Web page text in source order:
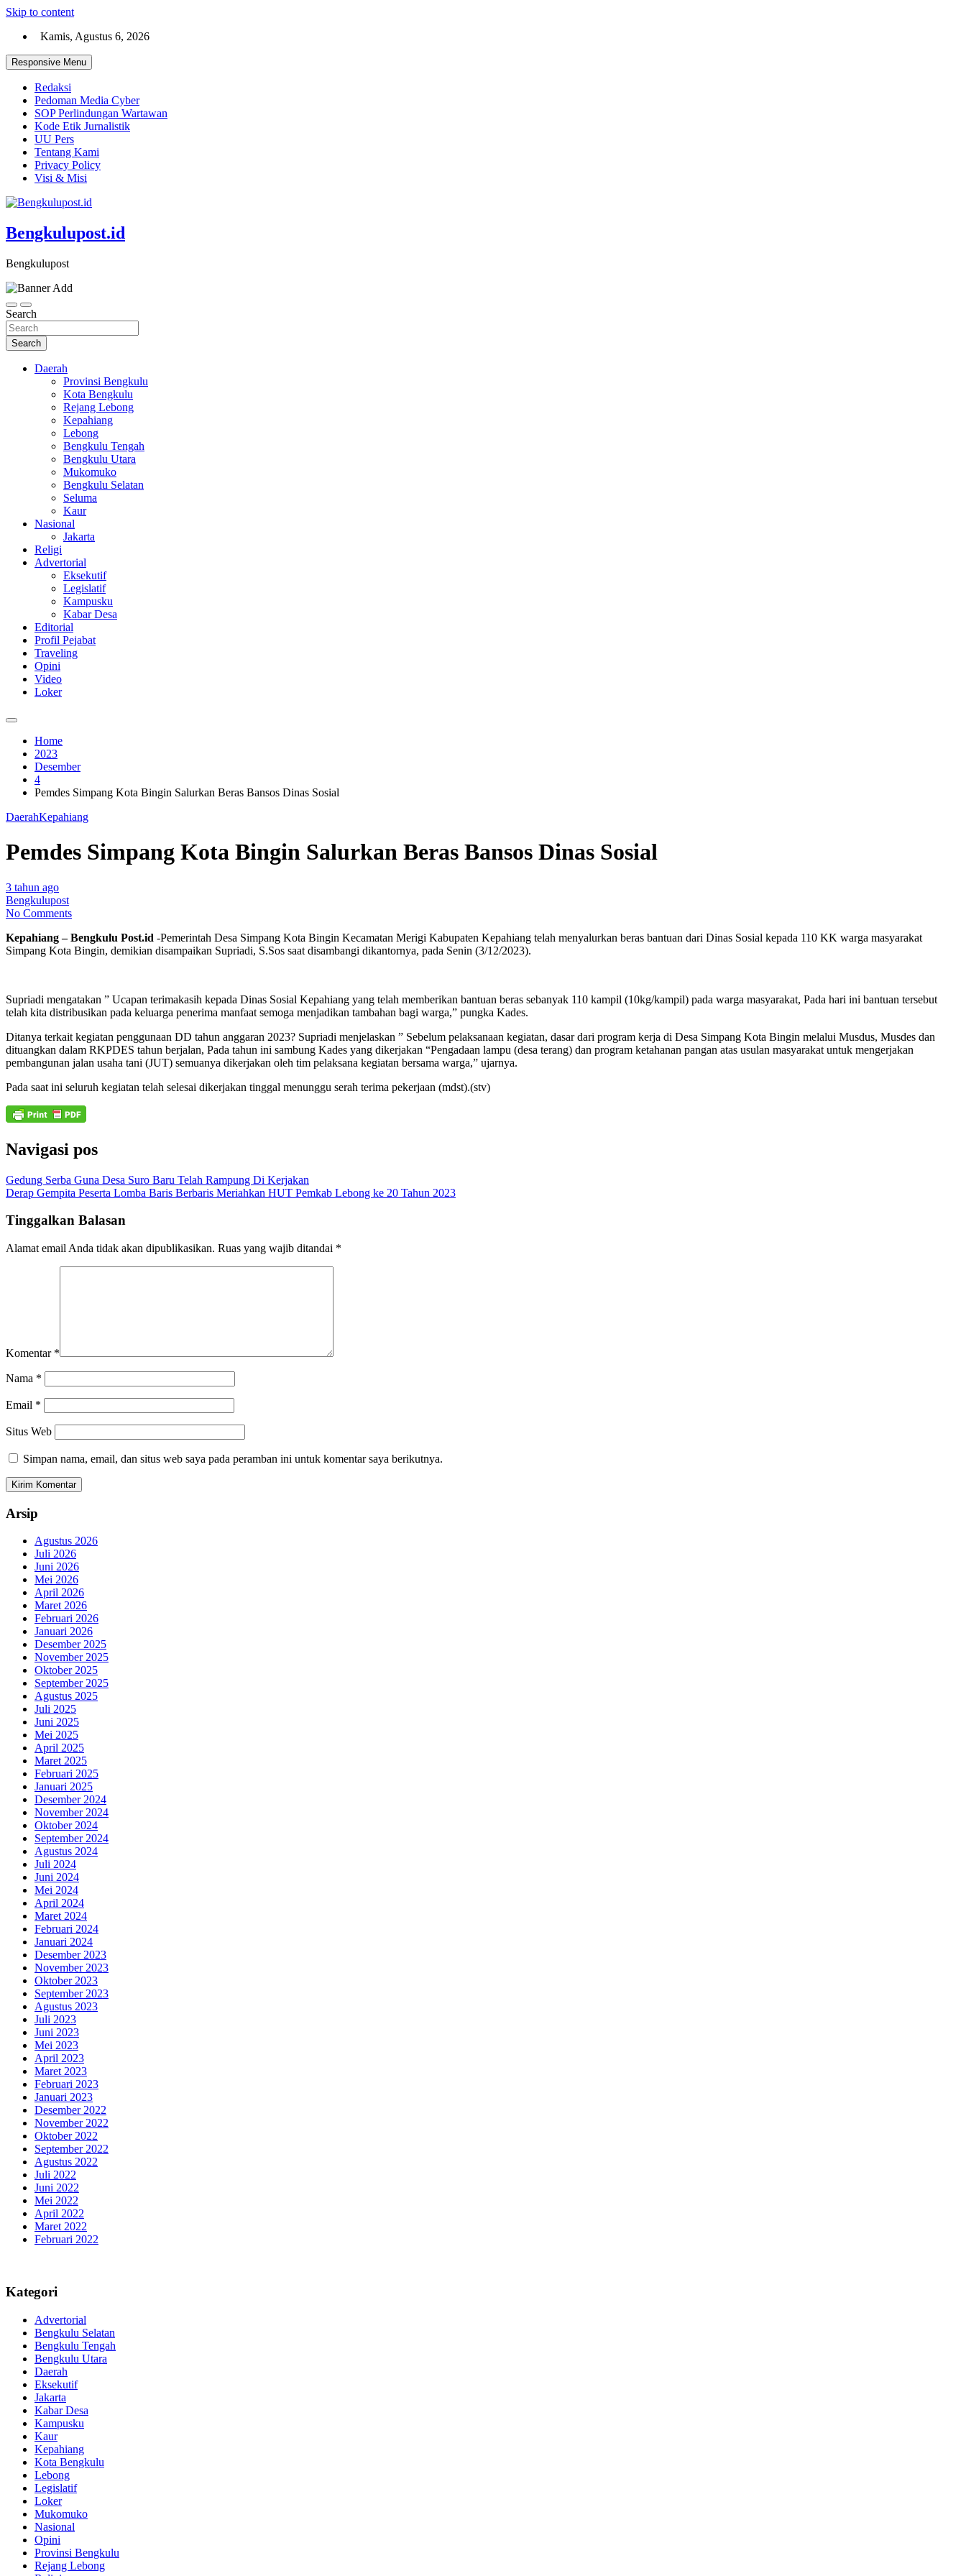
Skip to content
Kamis, Agustus 6, 2026
Responsive Menu
Redaksi
Pedoman Media Cyber
SOP Perlindungan Wartawan
Kode Etik Jurnalistik
UU Pers
Tentang Kami
Privacy Policy
Visi & Misi
Bengkulupost.id
Bengkulupost
Search
Search
Daerah
Provinsi Bengkulu
Kota Bengkulu
Rejang Lebong
Kepahiang
Lebong
Bengkulu Tengah
Bengkulu Utara
Mukomuko
Bengkulu Selatan
Seluma
Kaur
Nasional
Jakarta
Religi
Advertorial
Eksekutif
Legislatif
Kampusku
Kabar Desa
Editorial
Profil Pejabat
Traveling
Opini
Video
Loker
Home
2023
Desember
4
Pemdes Simpang Kota Bingin Salurkan Beras Bansos Dinas Sosial
DaerahKepahiang
Pemdes Simpang Kota Bingin Salurkan Beras Bansos Dinas Sosial
3 tahun ago
Bengkulupost
No Comments
Kepahiang – Bengkulu Post.id -Pemerintah Desa Simpang Kota Bingin Kecamatan Merigi Kabupaten Kepahiang telah menyalurkan beras bantuan dari Dinas Sosial kepada 110 KK warga masyarakat
Simpang Kota Bingin, demikian disampaikan Supriadi, S.Sos saat disambangi dikantornya, pada Senin (3/12/2023).
Supriadi mengatakan ” Ucapan terimakasih kepada Dinas Sosial Kepahiang yang telah memberikan bantuan beras sebanyak 110 kampil (10kg/kampil) pada warga masyarakat, Pada hari ini bantuan tersebut
telah kita distribusikan pada keluarga penerima manfaat semoga menjadikan tambahan bagi warga,” pungka Kades.
Ditanya terkait kegiatan penggunaan DD tahun anggaran 2023? Supriadi menjelaskan ” Sebelum pelaksanaan kegiatan, dasar dari program kerja di Desa Simpang Kota Bingin melalui Musdus, Musdes dan
dituangkan dalam RKPDES tahun berjalan, Pada tahun ini sambung Kades yang dikerjakan “Pengadaan lampu (desa terang) dan program ketahanan pangan atas usulan masyarakat untuk mengerjakan
pembangunan jalan usaha tani (JUT) semuanya dikerjakan oleh tim pelaksana kegiatan bersama warga,” ujarnya.
Pada saat ini seluruh kegiatan telah selesai dikerjakan tinggal menunggu serah terima pekerjaan (mdst).(stv)
Navigasi pos
Gedung Serba Guna Desa Suro Baru Telah Rampung Di Kerjakan
Derap Gempita Peserta Lomba Baris Berbaris Meriahkan HUT Pemkab Lebong ke 20 Tahun 2023
Tinggalkan Balasan
Alamat email Anda tidak akan dipublikasikan. Ruas yang wajib ditandai *
Komentar *
Nama *
Email *
Situs Web
Simpan nama, email, dan situs web saya pada peramban ini untuk komentar saya berikutnya.
Arsip
Agustus 2026
Juli 2026
Juni 2026
Mei 2026
April 2026
Maret 2026
Februari 2026
Januari 2026
Desember 2025
November 2025
Oktober 2025
September 2025
Agustus 2025
Juli 2025
Juni 2025
Mei 2025
April 2025
Maret 2025
Februari 2025
Januari 2025
Desember 2024
November 2024
Oktober 2024
September 2024
Agustus 2024
Juli 2024
Juni 2024
Mei 2024
April 2024
Maret 2024
Februari 2024
Januari 2024
Desember 2023
November 2023
Oktober 2023
September 2023
Agustus 2023
Juli 2023
Juni 2023
Mei 2023
April 2023
Maret 2023
Februari 2023
Januari 2023
Desember 2022
November 2022
Oktober 2022
September 2022
Agustus 2022
Juli 2022
Juni 2022
Mei 2022
April 2022
Maret 2022
Februari 2022
Kategori
Advertorial
Bengkulu Selatan
Bengkulu Tengah
Bengkulu Utara
Daerah
Eksekutif
Jakarta
Kabar Desa
Kampusku
Kaur
Kepahiang
Kota Bengkulu
Lebong
Legislatif
Loker
Mukomuko
Nasional
Opini
Provinsi Bengkulu
Rejang Lebong